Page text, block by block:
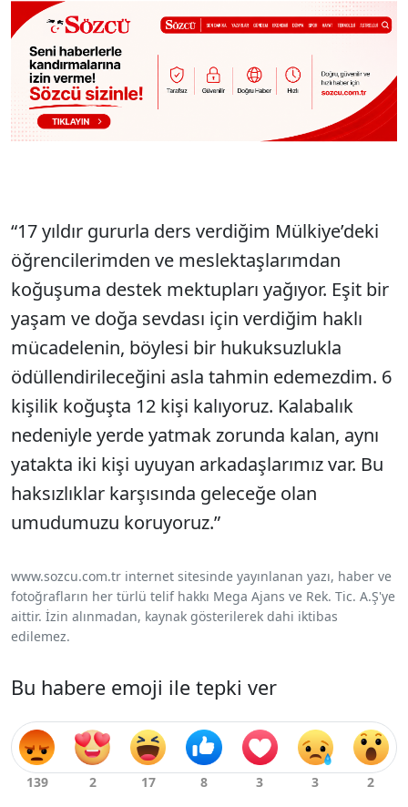
“17 yıldır gururla ders verdiğim Mülkiye’deki
öğrencilerimden ve meslektaşlarımdan
koğuşuma destek mektupları yağıyor. Eşit bir
yaşam ve doğa sevdası için verdiğim haklı
mücadelenin, böylesi bir hukuksuzlukla
ödüllendirileceğini asla tahmin edemezdim. 6
kişilik koğuşta 12 kişi kalıyoruz. Kalabalık
nedeniyle yerde yatmak zorunda kalan, aynı
yatakta iki kişi uyuyan arkadaşlarımız var. Bu
haksızlıklar karşısında geleceğe olan
umudumuzu koruyoruz.”
www.sozcu.com.tr internet sitesinde yayınlanan yazı, haber ve
fotoğrafların her türlü telif hakkı Mega Ajans ve Rek. Tic. A.Ş'ye
aittir. İzin alınmadan, kaynak gösterilerek dahi iktibas
edilemez.
Bu habere emoji ile tepki ver